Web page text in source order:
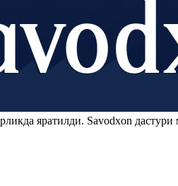
яратилди. Savodxon